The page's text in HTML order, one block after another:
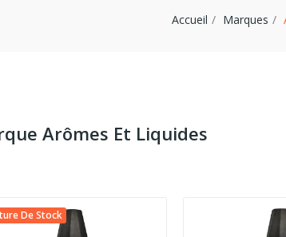
Accueil Marques
Arômes Et Liquides
De Stock